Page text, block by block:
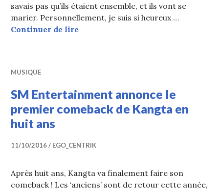
savais pas qu’ils étaient ensemble, et ils vont se
marier. Personnellement, je suis si heureux …
Continuer de lireH.O.T : Kangta s’exprime sur le
MUSIQUE
SM Entertainment annonce le
premier comeback de Kangta en
huit ans
11/10/2016 EGO_CENTRIK
Après huit ans, Kangta va finalement faire son
comeback ! Les ‘anciens’ sont de retour cette année,